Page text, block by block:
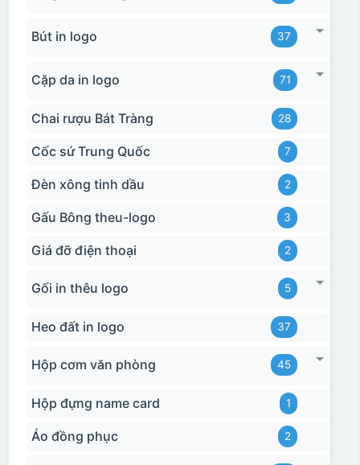
Bút in logo 37
Cặp da in logo 71
Chai rượu Bát Tràng 28
Cốc sứ Trung Quốc 7
Đèn xông tinh dầu 2
Gấu Bông theu-logo 3
Giá đỡ điện thoại 2
Gối in thêu logo 5
Heo đất in logo 37
Hộp cơm văn phòng 45
Hộp đựng name card 1
Áo đồng phục 2